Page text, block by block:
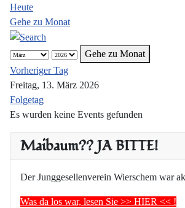
Maibaum?? JA BITTE!
Der Junggesellenverein Wierschem war
Was da los war, lesen Sie >> HIER << !
Heute
Gehe zu Monat
Gehe zu Monat
Vorheriger Tag
Freitag, 13. März 2026
Folgetag
Es wurden keine Events gefunden